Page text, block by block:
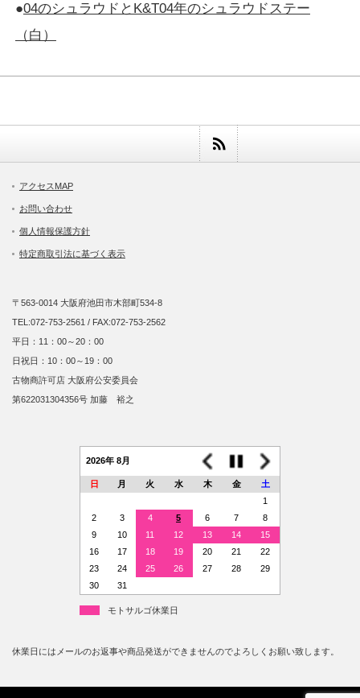
●04のシュラウドとK&T04年のシュラウドステー
（白）
アクセスMAP
お問い合わせ
個人情報保護方針
特定商取引法に基づく表示
〒563-0014 大阪府池田市木部町534-8
TEL:072-753-2561 / FAX:072-753-2562
平日：11：00～20：00
日祝日：10：00～19：00
古物商許可店 大阪府公安委員会
第622031304356号 加藤 裕之
2026年 8月
日 月 火 水 木 金
土
1
2
3 4 5 6 7
8
9
10 11 12 13 14
15
16
17 18 19 20 21
22
23
24 25 26 27 28
29
30
31
モトサルゴ休業日
休業日にはメールのお返事や商品発送ができませんのでよろしくお願い致します。